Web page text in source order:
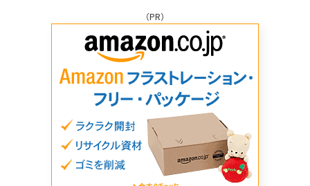
（PR）